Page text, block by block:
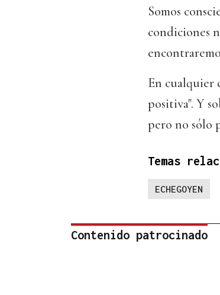
Somos
condiciones
En cualquier
positiva". Y
pero no sólo
Temas
ECHEGOYEN
Contenido patrocinado